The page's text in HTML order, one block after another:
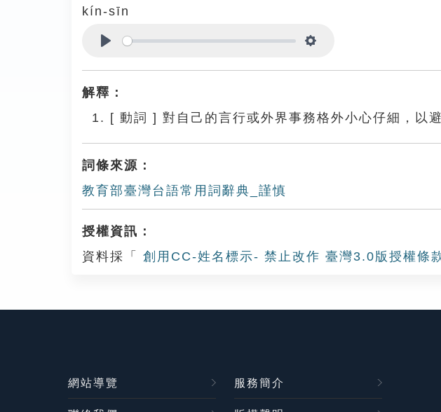
kín-sīn
解釋：
[ 動詞 ] 對自己的言行或外界事務格外小心仔細，以
詞條來源：
教育部臺灣台語常用詞辭典_謹慎
授權資訊：
資料採「
創用CC-姓名標示- 禁止改作 臺灣3.0版授權條
網站導覽 服務簡介